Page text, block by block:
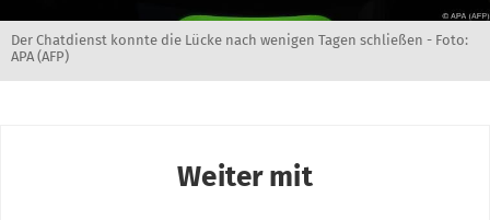
Der Chatdienst konnte die Lücke nach wenigen Tagen schließen - Foto:
APA (AFP)